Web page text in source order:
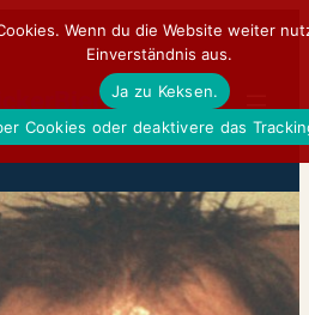
Wenn du die Website weiter
Einverständnis aus.
Ja zu Keksen.
Cookies oder deaktivere das